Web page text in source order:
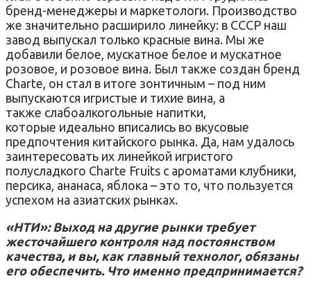
бренд-менеджеры и маркетологи. Производство
же значительно расширило линейку: в СССР наш
завод выпускал только красные вина. Мы же
добавили белое, мускатное белое и мускатное
розовое, и розовое вина. Был также создан бренд
Charte, он стал в итоге зонтичным – под ним
выпускаются игристые и тихие вина, а
также слабоалкогольные напитки,
которые идеально вписались во вкусовые
предпочтения китайского рынка. Да, нам удалось
заинтересовать их линейкой игристого
полусладкого Charte Fruits с ароматами клубники,
персика, ананаса, яблока – это то, что пользуется
успехом на азиатских рынках.
«НТИ»: Выход на другие рынки требует
жесточайшего контроля над постоянством
качества, и вы, как главный технолог, обязаны
его обеспечить. Что именно предпринимается?